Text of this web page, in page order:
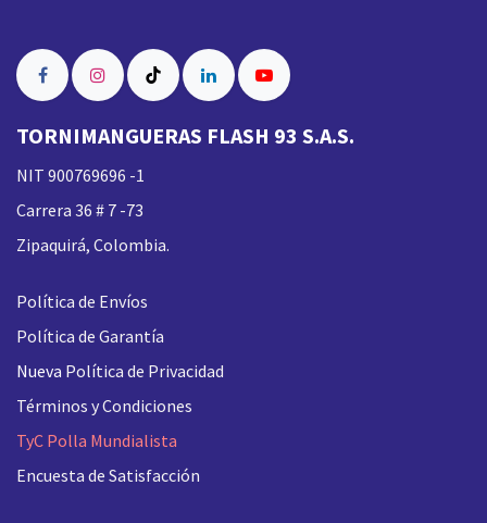
TORNIMANGUERAS FLASH 93 S.A.S.
NIT 900769696 -1
Carrera 36 # 7 -73
Zipaquirá, Colombia.
Política de Envíos
Política de Garantía
Nueva Política de Privacidad
Términos y Condiciones
TyC Polla Mundialista
Encuesta de Satisfacción